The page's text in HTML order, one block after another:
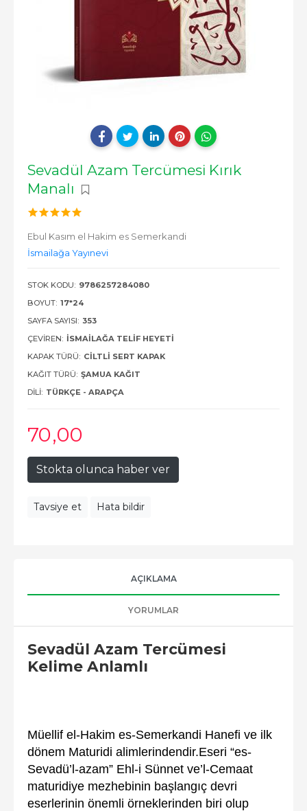
Sevadül Azam Tercümesi Kırık
Manalı
Ebul Kasım el Hakim es Semerkandi
İsmailağa Yayınevi
STOK KODU: 9786257284080
BOYUT: 17*24
SAYFA SAYISI: 353
ÇEVIREN: İSMAILAĞA TELIF HEYETI
KAPAK TÜRÜ: CILTLI SERT KAPAK
KAĞIT TÜRÜ: ŞAMUA KAĞIT
DILI: TÜRKÇE - ARAPÇA
70,00
Stokta olunca haber ver
Tavsiye et Hata bildir
AÇIKLAMA
YORUMLAR
Sevadül Azam Tercümesi
Kelime Anlamlı
Müellif el-Hakim es-Semerkandi Hanefi ve ilk
dönem Maturidi alimlerindendir.Eseri “es-
Sevadü’l-azam” Ehl-i Sünnet ve’l-Cemaat
maturidiye mezhebinin başlangıç devri
eserlerinin önemli örneklerinden biri olup